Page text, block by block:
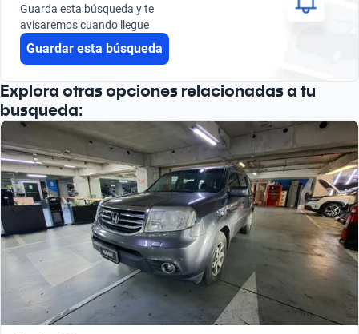
Busca por versión
Guarda esta búsqueda y te
avisaremos cuando llegue
Guardar esta búsqueda
Explora otras opciones relacionadas a tu
busqueda: